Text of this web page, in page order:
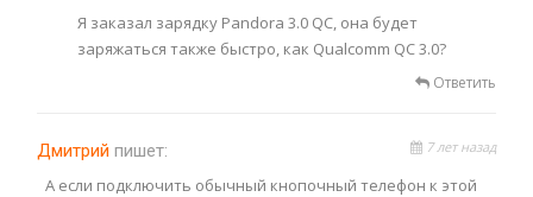
Я заказал зарядку Pandora 3.0 QC, она будет
заряжаться также быстро, как Qualcomm QC 3.0?
Ответить
Дмитрий пишет: 7 лет назад
А если подключить обычный кнопочный телефон к этой